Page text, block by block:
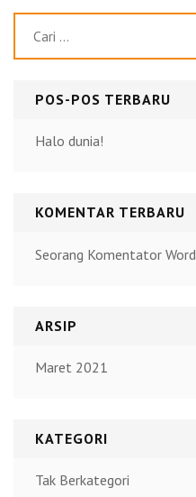
untuk:
POS-POS TERBARU
Halo dunia!
KOMENTAR TERBARU
Seorang Komentator
ARSIP
Maret 2021
KATEGORI
Tak Berkategori